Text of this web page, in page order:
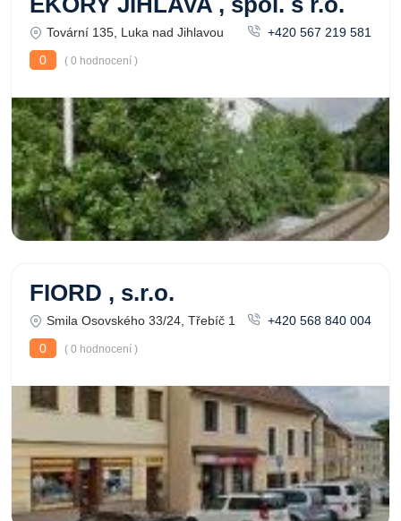
Tovární 135, Luka nad Jihlavou
+420 567 219 581
0
( 0 hodnocení )
FIORD , s.r.o.
Smila Osovského 33/24, Třebíč 1
+420 568 840 004
0
( 0 hodnocení )